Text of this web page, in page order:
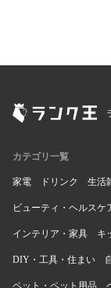
カテゴリ一覧
家電 ドリンク 生活
ビューティ・ヘルスケ
インテリア・家具 キ
DIY・工具・住まい
ペット・ペット用品